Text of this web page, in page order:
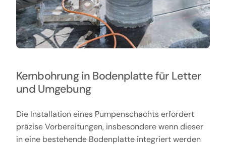
Kernbohrung in Bodenplatte für Letter
und Umgebung
Die Installation eines Pumpenschachts erfordert
präzise Vorbereitungen, insbesondere wenn dieser
in eine bestehende Bodenplatte integriert werden